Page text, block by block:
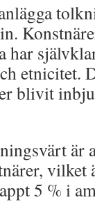
har
etnicitet.
blivit
är
vilket
5 % i